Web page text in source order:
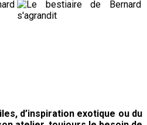
d’inspiration exotique ou du